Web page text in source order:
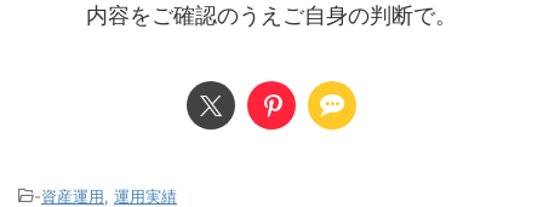
内容をご確認のうえご自身の判断で。
-資産運用 運用実績